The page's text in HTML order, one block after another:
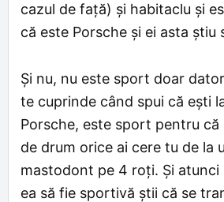
cazul de față) și habitaclu și
că este Porsche și ei asta știu
Și nu, nu este sport doar
te cuprinde când spui că ești
Porsche, este sport pentru
de drum orice ai cere tu de la
mastodont pe 4 roți. Și atunci
ea să fie sportivă știi că se